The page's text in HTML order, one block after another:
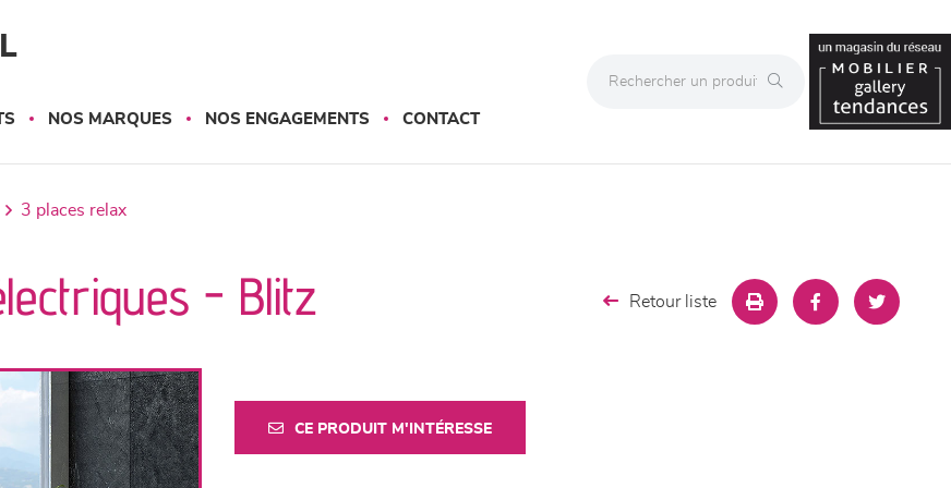
NOS MARQUES NOS ENGAGEMENTS CONTACT
3 places relax
- Blitz Retour liste
CE PRODUIT M'INTÉRESSE